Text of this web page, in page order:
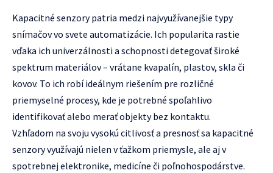
Kapacitné senzory patria medzi najvyužívanejšie typy
snímačov vo svete automatizácie. Ich popularita rastie
vďaka ich univerzálnosti a schopnosti detegovať široké
spektrum materiálov – vrátane kvapalín, plastov, skla či
kovov. To ich robí ideálnym riešením pre rozličné
priemyselné procesy, kde je potrebné spoľahlivo
identifikovať alebo merať objekty bez kontaktu.
Vzhľadom na svoju vysokú citlivosť a presnosť sa kapacitné
senzory využívajú nielen v ťažkom priemysle, ale aj v
spotrebnej elektronike, medicíne či poľnohospodárstve.